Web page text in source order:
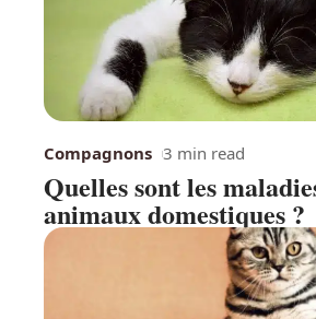
Compagnons 3 min read
Quelles sont les
animaux domestiques ?